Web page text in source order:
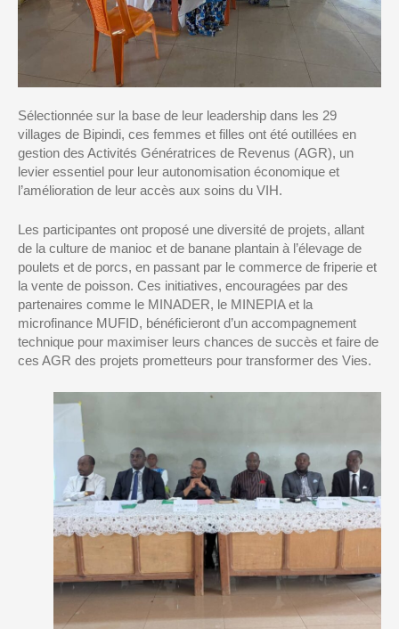
Sélectionnée sur la base de leur leadership dans les 29
villages de Bipindi, ces femmes et filles ont été outillées en
gestion des Activités Génératrices de Revenus (AGR), un
levier essentiel pour leur autonomisation économique et
l’amélioration de leur accès aux soins du VIH.
Les participantes ont proposé une diversité de projets, allant
de la culture de manioc et de banane plantain à l’élevage de
poulets et de porcs, en passant par le commerce de friperie et
la vente de poisson. Ces initiatives, encouragées par des
partenaires comme le MINADER, le MINEPIA et la
microfinance MUFID, bénéficieront d’un accompagnement
technique pour maximiser leurs chances de succès et faire de
ces AGR des projets prometteurs pour transformer des Vies.